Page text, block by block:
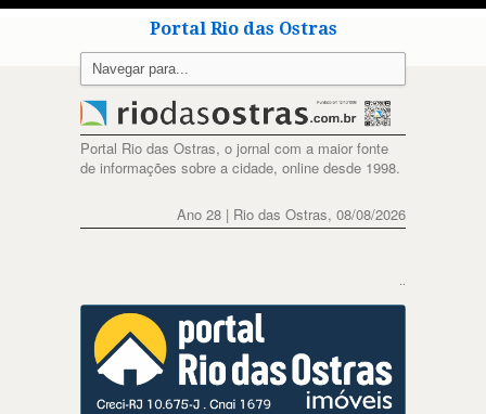
Portal Rio das Ostras
Portal Rio das Ostras, o jornal com a maior fonte
de informações sobre a cidade, online desde 1998.
Ano 28 | Rio das Ostras, 08/08/2026
..